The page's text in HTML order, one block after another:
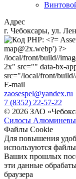
Адрес
г. Чебоксары, ул.
/local/front/build//
2x" src="" data-bx-
src="/local/front/
E-mail
zaosespel@yandex.ru
7 (8352) 22-57-22
© 2026 ЗАО
Силосы
Файлы Cookie
Для повышения
используются
Ваших прошлых
эти данные
браузера